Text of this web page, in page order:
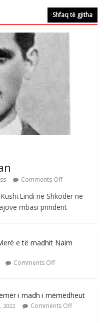
Comments Off
Mushkolaj nderohet
nga Xhevdet Qeriqi Dega
Fushë Kosovë
Comments Off
ty
Comments Off
Shfaq të gjitha
Comments Off
në Shkodër në
mbasi prindërit
e të madhit Naim
Comments Off
i madh i mëmëdheut
2022 Comments Off